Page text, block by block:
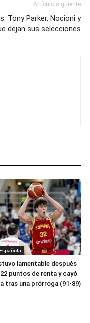
Artículo siguiente
Tony Parker, Nocioni y
dejan sus selecciones
lamentable después
puntos de renta y cayó
tras una prórroga (91-89)